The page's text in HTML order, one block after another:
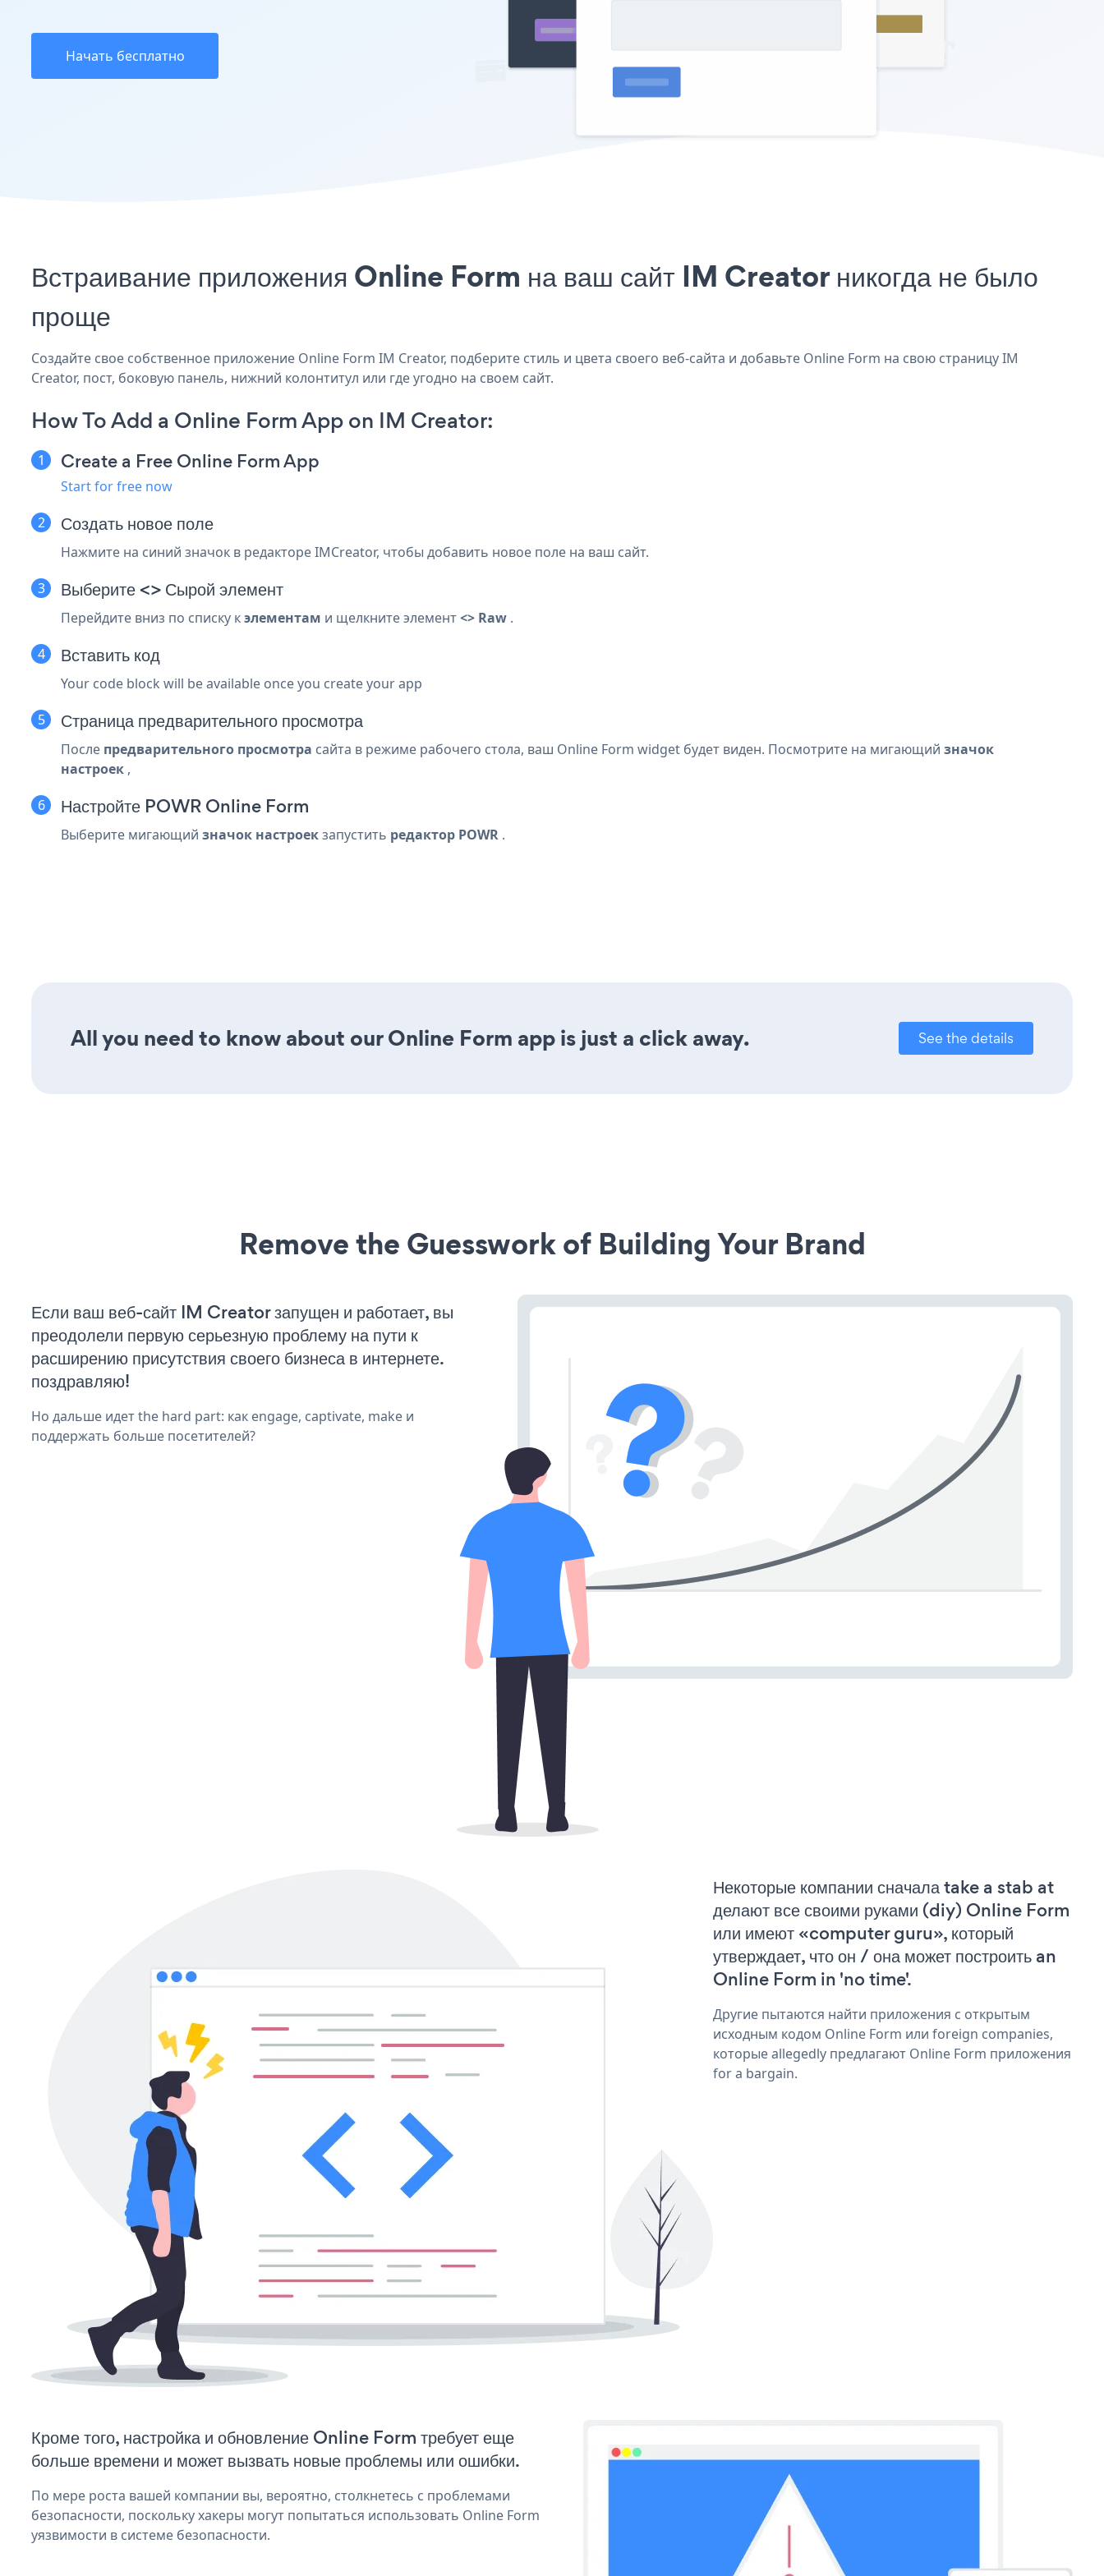
Начать бесплатно
Встраивание приложения Online Form на ваш сайт IM Creator никогда не было
проще
Создайте свое собственное приложение Online Form IM Creator, подберите стиль и цвета своего веб-сайта и добавьте Online Form на свою страницу IM
Creator, пост, боковую панель, нижний колонтитул или где угодно на своем сайт.
How To Add a Online Form App on IM Creator:
Create a Free Online Form App
Start for free now
Создать новое поле
Нажмите на синий значок в редакторе IMCreator, чтобы добавить новое поле на ваш сайт.
Выберите <> Сырой элемент
Перейдите вниз по списку кэлементам и щелкните элемент<> Raw .
Вставить код
Your code block will be available once you create your app
Страница предварительного просмотра
После предварительного просмотра сайта в режиме рабочего стола, ваш Online Form widget будет виден. Посмотрите на мигающий значок
настроек ,
Настройте POWR Online Form
Выберите мигающий значок настроекзапустить редактор POWR .
All you need to know about our Online Form app is just a click away. See the details
Remove the Guesswork of Building Your Brand
Если ваш веб-сайт IM Creator запущен и работает, вы
преодолели первую серьезную проблему на пути к
расширению присутствия своего бизнеса в интернете.
поздравляю!
Но дальше идет the hard part: как engage, captivate, make и
поддержать больше посетителей?
Некоторые компании сначала take a stab at
делают все своими руками (diy) Online Form
или имеют «computer guru», который
утверждает, что он / она может построить an
Online Form in 'no time'.
Другие пытаются найти приложения с открытым
исходным кодом Online Form или foreign companies,
которые allegedly предлагают Online Form приложения
for a bargain.
Кроме того, настройка и обновление Online Form требует еще
больше времени и может вызвать новые проблемы или ошибки.
По мере роста вашей компании вы, вероятно, столкнетесь с проблемами
безопасности, поскольку хакеры могут попытаться использовать Online Form
уязвимости в системе безопасности.